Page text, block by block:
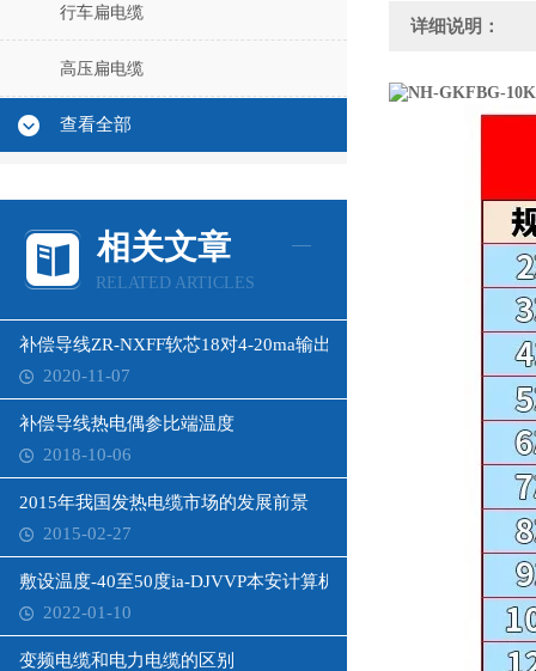
行车扁电缆
高压扁电缆
查看全部
相关文章
RELATED ARTICLES
补偿导线ZR-NXFF软芯18对4-20ma输出
2020-11-07
补偿导线热电偶参比端温度
2018-10-06
2015年我国发热电缆市场的发展前景
2015-02-27
敷设温度-40至50度ia-DJVVP本安计算机电缆
2022-01-10
变频电缆和电力电缆的区别
详细说明：